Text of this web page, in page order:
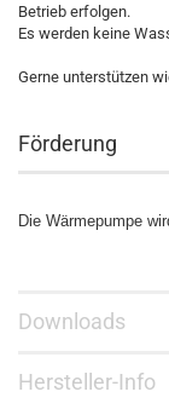
Betrieb erfolgen.
Es werden keine
Gerne unterstützen
Förderung
Die Wärmepumpe
Downloads
Hersteller-Info